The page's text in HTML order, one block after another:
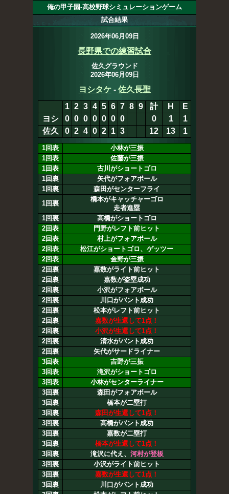
俺の甲子園-高校野球シミュレーションゲーム
試合結果
2026年06月09日
長野県での練習試合
佐久グラウンド
2026年06月09日
ヨシタケ - 佐久長聖
1 2 3 4 5 6 7 8 9 計 H
E
ヨシ
0 0 0 0 0 0 0 0 1
1
佐久
0 2 4 0 2 1 3 12 13 1
1回表
小林が三振
1回表
佐藤が三振
1回表
古川がショートゴロ
1回裏
矢代がフォアボール
1回裏
森田がセンターフライ
1回裏
橋本がキャッチャーゴロ
走者進塁
1回裏
高橋がショートゴロ
2回表
門野がレフト前ヒット
2回表
村上がフォアボール
2回表
松江がショートゴロ、ゲッツー
2回表
金野が三振
2回裏
嘉数がライト前ヒット
2回裏
嘉数が盗塁成功
2回裏
小沢がフォアボール
2回裏
川口がバント成功
2回裏
松本がレフト前ヒット
2回裏
嘉数が生還して1点！
2回裏
小沢が生還して1点！
2回裏
清水がバント成功
2回裏
矢代がサードライナー
3回表
吉野が三振
3回表
滝沢がショートゴロ
3回表
小林がセンターライナー
3回裏
森田がフォアボール
3回裏
橋本が二塁打
3回裏
森田が生還して1点！
3回裏
高橋がバント成功
3回裏
嘉数が二塁打
3回裏
橋本が生還して1点！
3回裏
滝沢に代え、 河村が登板
3回裏
小沢がライト前ヒット
3回裏
嘉数が生還して1点！
3回裏
川口がバント成功